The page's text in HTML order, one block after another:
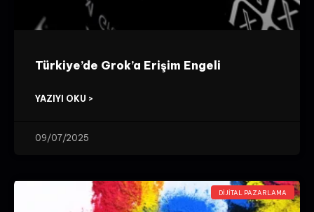
Türkiye’de Grok’a Erişim Engeli
YAZIYI OKU >
09/07/2025
DIJITAL PAZARLAMA